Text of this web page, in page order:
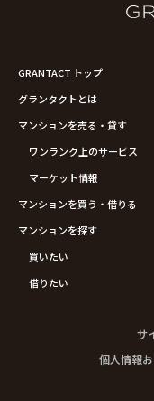
GRANTACT トップ
グランタクトとは
マンションを売る・貸す
ワンランク上のサービス
マーケット情報
マンションを買う・借りる
マンションを探す
買いたい
借りたい
サ
個人情報